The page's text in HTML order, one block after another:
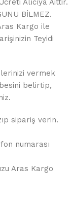
Alıcıya Aittir.
BİLMEZ.
Kargo ile
Teyidi
vermek
belirtip,
sipariş verin.
numarası
Aras Kargo